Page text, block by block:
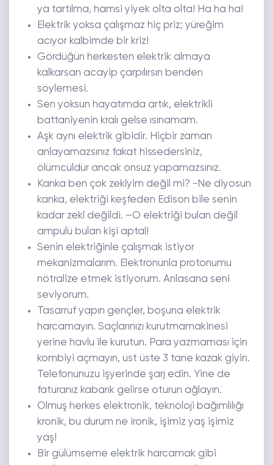
ya tartılma, hamsi yiyek olta olta! Ha ha ha!
Elektrik yoksa çalışmaz hiç priz; yüreğim
acıyor kalbimde bir kriz!
Gördüğün herkesten elektrik almaya
kalkarsan acayip çarpılırsın benden
söylemesi.
Sen yoksun hayatımda artık, elektrikli
battaniyenin kralı gelse ısınamam.
Aşk aynı elektrik gibidir. Hiçbir zaman
anlayamazsınız fakat hissedersiniz,
ölümcüldür ancak onsuz yapamazsınız.
Kanka ben çok zekîyim değil mi? -Ne diyosun
kanka, elektriği keşfeden Edison bile senin
kadar zekî değildi. –O elektriği bulan değil
ampulü bulan kişi aptal!
Senin elektriğinle çalışmak istiyor
mekanizmalarım. Elektronunla protonumu
nötralize etmek istiyorum. Anlasana seni
seviyorum.
Tasarruf yapın gençler, boşuna elektrik
harcamayın. Saçlarınızı kurutmamakinesi
yerine havlu ile kurutun. Para yazmaması için
kombiyi açmayın, üst üste 3 tane kazak giyin.
Telefonunuzu işyerinde şarj edin. Yine de
faturanız kabarık gelirse oturun ağlayın.
Olmuş herkes elektronik, teknoloji bağımlılığı
kronik, bu durum ne ironik, işimiz yaş işimiz
yaş!
Bir gülümseme elektrik harcamak gibi